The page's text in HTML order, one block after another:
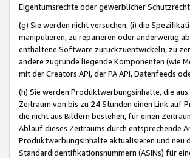
Eigentumsrechte oder gewerblicher
(g) Sie werden nicht versuchen, (i) die
manipulieren, zu reparieren oder anderweitig
enthaltene Software zurückzuentwickeln, zu
andere zugrunde liegende Komponenten (wie
mit der Creators API, der PA API, Datenfeeds
(h) Sie werden Produktwerbungsinhalte, die
Zeitraum von bis zu 24 Stunden einen Link auf
die nicht aus Bildern bestehen, für einen
Ablauf dieses Zeitraums durch entsprechende
Produktwerbungsinhalte aktualisieren und neu
Standardidentifikationsnummern (ASINs) für